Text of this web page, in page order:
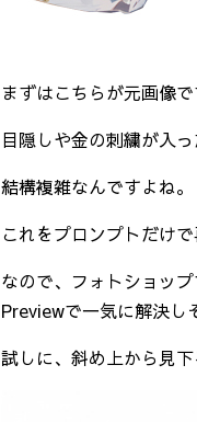
まずはこちらが元画像で
目隠しや金の刺繍が入
結構複雑なんですよね。
これをプロンプトだけ
なので、フォトショッ
Previewで一気に解決し
試しに、斜め上から見